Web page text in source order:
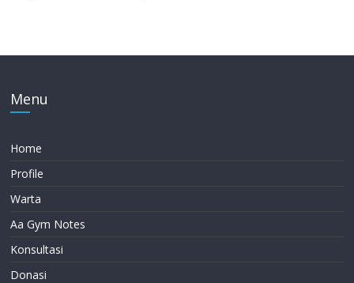
Menu
Home
Profile
Warta
Aa Gym Notes
Konsultasi
Donasi